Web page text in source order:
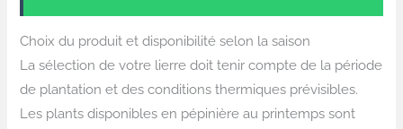
Choix du produit et disponibilité selon la saison
La sélection de votre lierre doit tenir compte de la période
de plantation et des conditions thermiques prévisibles.
Les plants disponibles en pépinière au printemps sont